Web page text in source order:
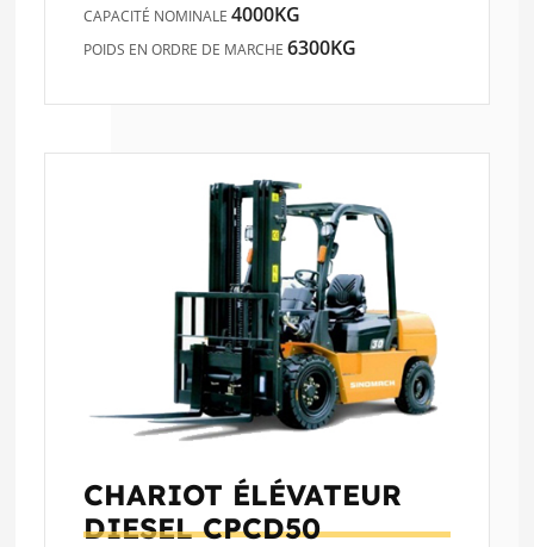
CAPACITÉ NOMINALE4000KG
POIDS EN ORDRE DE MARCHE6300KG
CHARIOT ÉLÉVATEUR
DIESELCPCD50